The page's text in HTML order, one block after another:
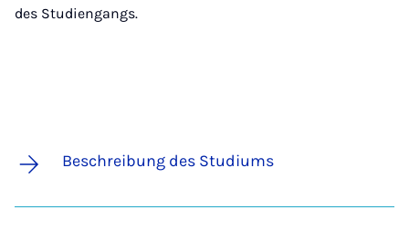
des Studiengangs.
Beschreibung des Studiums